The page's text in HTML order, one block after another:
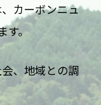
カーボンニュ
す。
、地域との調